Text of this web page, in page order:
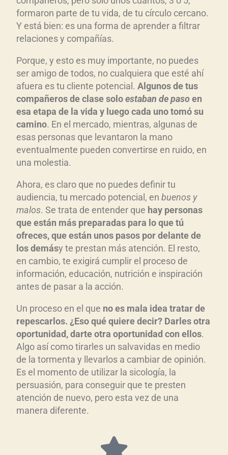
formaron parte de tu vida, de tu círculo cercano.
Y está bien: es una forma de aprender a filtrar
relaciones y compañías.
Porque, y esto es muy importante, no puedes
ser amigo de todos, no cualquiera que esté ahí
afuera es tu cliente potencial. Algunos de tus
compañeros de clase soloestaban de pasoen
esa etapa de la vida y luego cada uno tomó su
camino. En el mercado, mientras, algunas de
esas personas que levantaron la mano
eventualmente pueden convertirse en ruido, en
una molestia.
Ahora, es claro que no puedes definir tu
audiencia, tu mercado potencial, en buenos y
malos. Se trata de entender que hay personas
que están más preparadas para lo que tú
ofreces, que están unos pasos por delante de
los demásy te prestan más atención. El resto,
en cambio, te exigirá cumplir el proceso de
información, educación, nutrición e inspiración
antes de pasar a la acción.
Un proceso en el que no es mala idea tratar de
repescarlos. ¿Eso qué quiere decir? Darles otra
oportunidad, darte otra oportunidad con ellos.
Algo así como tirarles un salvavidas en medio
de la tormenta y llevarlos a cambiar de opinión.
Es el momento de utilizar la sicología, la
persuasión, para conseguir que te presten
atención de nuevo, pero esta vez de una
manera diferente.